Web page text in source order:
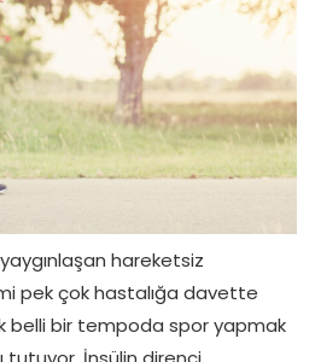
hareketsiz
pek çok hastalığa davette
belli bir tempoda spor yapmak